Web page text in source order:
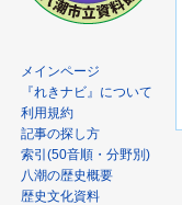
メインページ
『れきナビ』について
利用規約
記事の探し方
索引(50音順・分野別)
八潮の歴史概要
歴史文化資料